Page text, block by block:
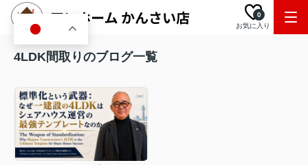
お気に入り
0
4LDK間取りのブログ一覧